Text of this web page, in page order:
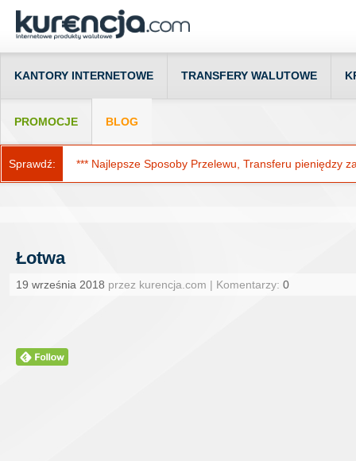
KANTORY INTERNETOWE TRANSFERY WALUTOWE
PROMOCJE BLOG
Sprawdź: *** Najlepsze Sposoby Przelewu, Transferu pieniędzy
Łotwa
19 września 2018 przez kurencja.com | Komentarzy: 0